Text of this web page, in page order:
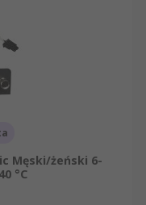
Męski/żeński 6-
°C